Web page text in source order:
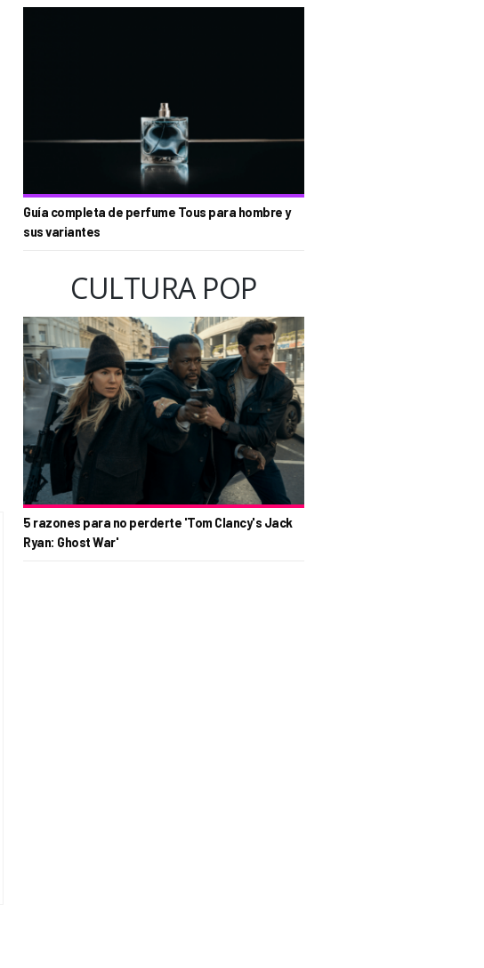
Guía completa de perfume Tous para hombre y
sus variantes
CULTURA POP
5 razones para no perderte 'Tom Clancy's Jack
Ryan: Ghost War'